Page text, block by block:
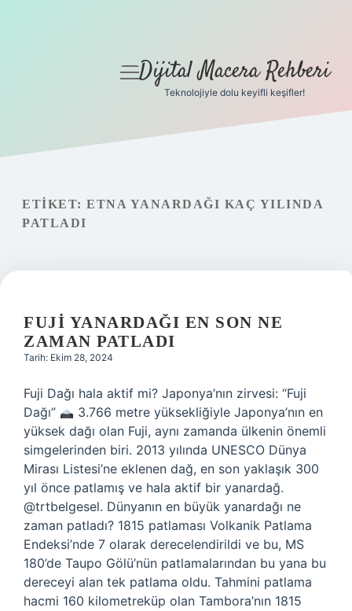
Gizlilik Politikası
Hakkımızda
menüyü
Dijital Macera Rehberi
Teknolojiyle dolu keyifli keşifler!
ETIKET: ETNA YANARDAĞI KAÇ YILINDA
PATLADI
FUJI YANARDAĞI EN SON NE
ZAMAN PATLADI
Tarih: Ekim 28, 2024
Fuji Dağı hala aktif mi? Japonya’nın zirvesi: “Fuji
Dağı”
3.766 metre yüksekliğiyle Japonya’nın en
yüksek dağı olan Fuji, aynı zamanda ülkenin önemli
simgelerinden biri. 2013 yılında UNESCO Dünya
Mirası Listesi’ne eklenen dağ, en son yaklaşık 300
yıl önce patlamış ve hala aktif bir yanardağ.
@trtbelgesel. Dünyanın en büyük yanardağı ne
zaman patladı? 1815 patlaması Volkanik Patlama
Endeksi’nde 7 olarak derecelendirildi ve bu, MS
180’de Taupo Gölü’nün patlamalarından bu yana bu
dereceyi alan tek patlama oldu. Tahmini patlama
hacmi 160 kilometreküp olan Tambora’nın 1815